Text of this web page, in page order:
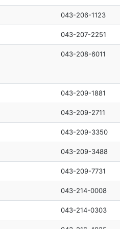
043-206-1123
043-207-2251
043-208-6011
043-209-1881
043-209-2711
043-209-3350
043-209-3488
043-209-7731
043-214-0008
043-214-0303